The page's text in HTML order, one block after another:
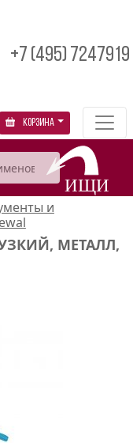
+7 (495) 7247919
Корзина
и
МЕТАЛЛ,